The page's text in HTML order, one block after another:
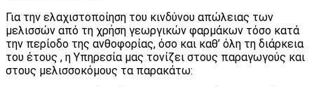
Για την ελαχιστοποίηση του κινδύνου απώλειας των
μελισσών από τη χρήση γεωργικών φαρμάκων τόσο κατά
την περίοδο της ανθοφορίας, όσο και καθ’ όλη τη διάρκεια
του έτους , η Υπηρεσία μας τονίζει στους παραγωγούς και
στους μελισσοκόμους τα παρακάτω: